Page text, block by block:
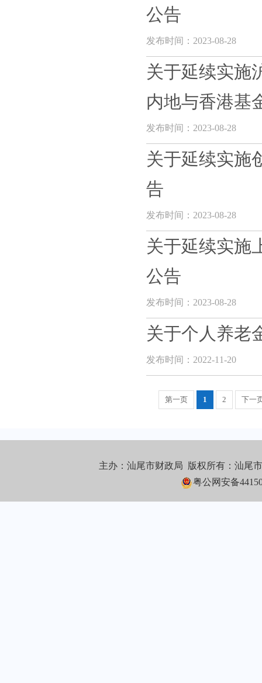
公告
发布时间：2023-08-28
关于延续实施
内地与香港基
发布时间：2023-08-28
关于延续实施
告
发布时间：2023-08-28
关于延续实施
公告
发布时间：2023-08-28
关于个人养老
发布时间：2022-11-20
第一页 1 2 下一
主办：汕尾市财政局 版权所有：汕尾
粤公网安备